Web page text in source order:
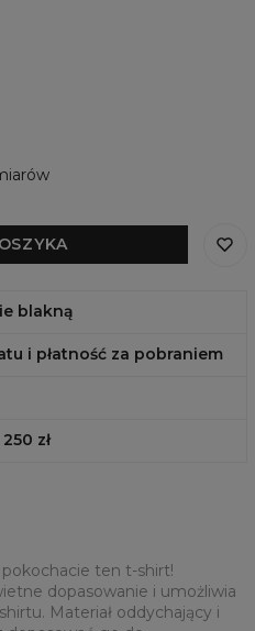
blakną
i płatność za pobraniem
zł
ten t-shirt!
dopasowanie i umożliwia
Materiał oddychający i